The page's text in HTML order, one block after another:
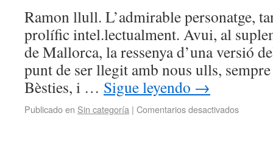
Ramon llull. L’admirable personatge,
prolífic intel.lectualment. Avui, al
de Mallorca, la ressenya d’una versió
punt de ser llegit amb nous ulls,
Bèsties, i … Sigue leyendo →
Publicado en Sin categoría | Comentarios desactivados